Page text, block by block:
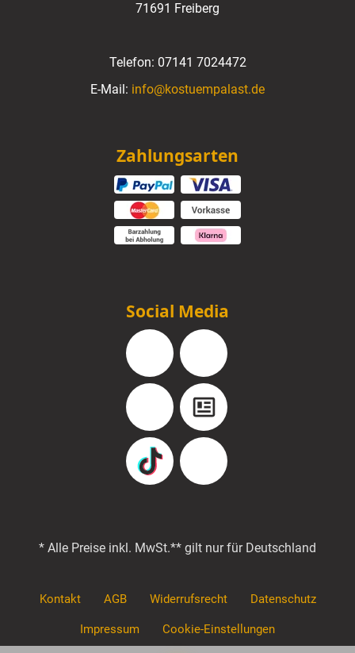
71691 Freiberg
Telefon: 07141 7024472
E-Mail: info@kostuempalast.de
Zahlungsarten
Social Media
Facebook Instagram
YouTube Blog
TikTok Pinterest
* Alle Preise inkl. MwSt.** gilt nur für Deutschland
Kontakt AGB Widerrufsrecht Datenschutz
Impressum Cookie-Einstellungen